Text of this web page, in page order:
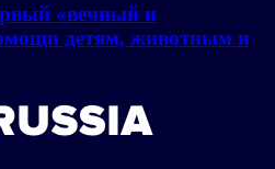
«вечный и
детям, животным и